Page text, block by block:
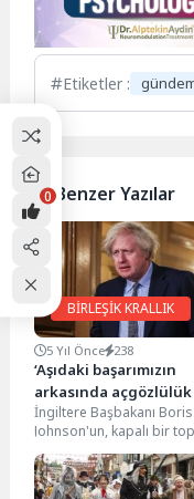
Etiketler :
Benzer Yazılar
BİRLEŞİK KRALLIK
5 Yıl Önce 238
‘Aşıdaki başarımızın
arkasında açgözlülük
kapitalizm var’
İngiltere Başbakanı Boris
Johnson'un, kapalı bir
yaptığı konuşma
"Aşılama konusundaki
başarımızın sebebi
0